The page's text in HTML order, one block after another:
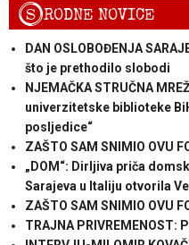
SRODNE NOVICE
DAN OSLOBOĐENJA
što je prethodilo slobodi
NJEMAČKA STRUČNA
univerzitetske biblioteke
posljedice“
ZAŠTO SAM SNIMIO OVU
„DOM“: Dirljiva priča
Sarajeva u Italiju otvorila
ZAŠTO SAM SNIMIO OVU
TRAJNA